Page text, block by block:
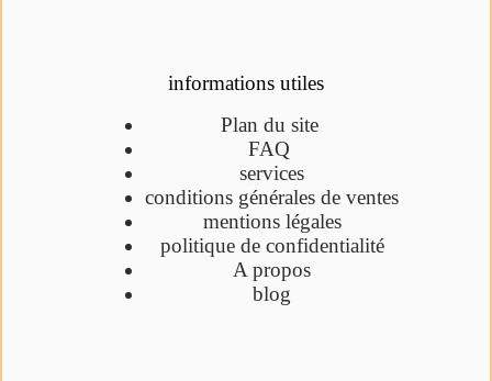
informations utiles
Plan du site
FAQ
services
conditions générales de ventes
mentions légales
politique de confidentialité
A propos
blog